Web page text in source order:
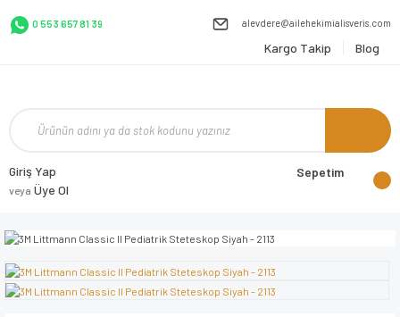
0 553 657 81 39 alevdere@ailehekimialisveris.com
Kargo Takip Blog
Giriş Yap
veya Üye Ol
Sepetim